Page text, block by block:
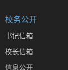
校务公开
书记信箱
校长信箱
信息公开